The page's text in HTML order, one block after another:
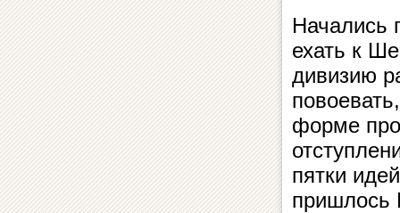
Начались
ехать к
дивизию
форме
пятки
пришлось